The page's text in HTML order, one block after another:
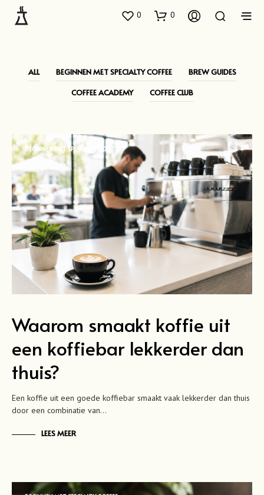
0 0
ALL BEGINNEN MET SPECIALTY COFFEE
BREW GUIDES
COFFEE ACADEMY
COFFEE CLUB
BEGINNEN MET SPECIALTY COFFEE
Waarom smaakt koffie uit
een koffiebar lekkerder dan
thuis?
Een koffie uit een goede koffiebar smaakt vaak lekkerder dan thuis
door een combinatie van…
LEES MEER